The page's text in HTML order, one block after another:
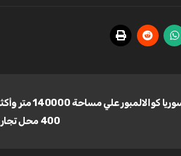
مجمع سوريا كوالالمبور علي
400 محل تجاري